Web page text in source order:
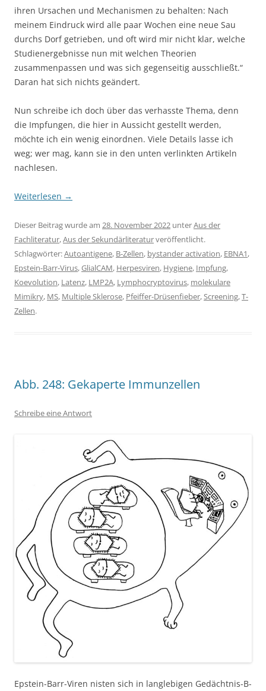
ihren Ursachen und Mechanismen zu behalten: Nach
meinem Eindruck wird alle paar Wochen eine neue Sau
durchs Dorf getrieben, und oft wird mir nicht klar, welche
Studienergebnisse nun mit welchen Theorien
zusammenpassen und was sich gegenseitig ausschließt.“
Daran hat sich nichts geändert.
Nun schreibe ich doch über das verhasste Thema, denn
die Impfungen, die hier in Aussicht gestellt werden,
möchte ich ein wenig einordnen. Viele Details lasse ich
weg; wer mag, kann sie in den unten verlinkten Artikeln
nachlesen.
Weiterlesen →
Dieser Beitrag wurde am 28. November 2022 unterAus der
Fachliteratur,Aus der Sekundärliteraturveröffentlicht.
Schlagwörter:Autoantigene, B-Zellen, bystander activation, EBNA1,
Epstein-Barr-Virus,GlialCAM, Herpesviren, Hygiene, Impfung,
Koevolution, Latenz, LMP2A, Lymphocryptovirus, molekulare
Mimikry, MS, Multiple Sklerose, Pfeiffer-Drüsenfieber,Screening,T-
Zellen.
Abb. 248: Gekaperte Immunzellen
Schreibe eine Antwort
Epstein-Barr-Viren nisten sich in langlebigen Gedächtnis-B-